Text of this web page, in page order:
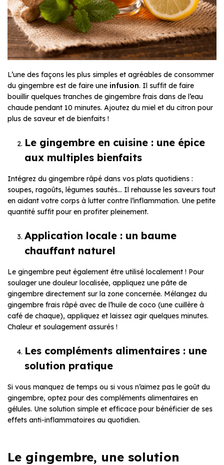
L’une des façons les plus simples et agréables de consommer
du gingembre est de faire une infusion. Il suffit de faire
bouillir quelques tranches de gingembre frais dans de l’eau
chaude pendant 10 minutes. Ajoutez du miel et du citron pour
plus de saveur et de bienfaits !
Le gingembre en cuisine : une épice
aux multiples bienfaits
Intégrez du gingembre râpé dans vos plats quotidiens :
soupes, ragoûts, légumes sautés… Il rehausse les saveurs tout
en aidant votre corps à lutter contre l’inflammation. Une petite
quantité suffit pour en profiter pleinement.
Application locale : un baume
chauffant naturel
Le gingembre peut également être utilisé localement ! Pour
soulager une douleur localisée, appliquez une pâte de
gingembre directement sur la zone concernée. Mélangez du
gingembre frais râpé avec de l’huile de coco (une cuillère à
café de chaque), appliquez et laissez agir quelques minutes.
Chaleur et soulagement assurés !
Les compléments alimentaires : une
solution pratique
Si vous manquez de temps ou si vous n’aimez pas le goût du
gingembre, optez pour des compléments alimentaires en
gélules. Une solution simple et efficace pour bénéficier de ses
effets anti-inflammatoires au quotidien.
Le gingembre, une solution